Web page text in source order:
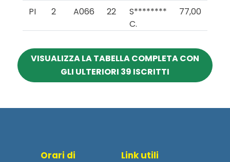
PI 2 A066 22
S********
C.
77,00
VISUALIZZA LA TABELLA COMPLETA CON
GLI ULTERIORI 39 ISCRITTI
Orari di
Link utili